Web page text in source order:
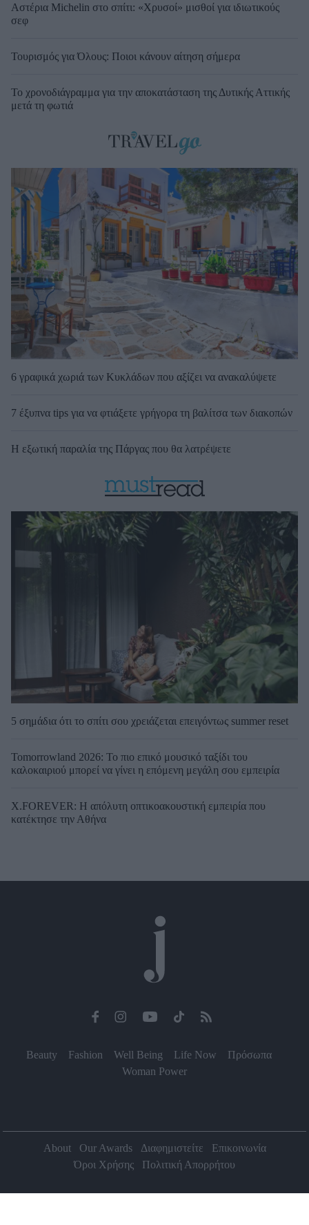
Αστέρια Michelin στο σπίτι: «Χρυσοί» μισθοί για ιδιωτικούς
σεφ
Τουρισμός για Όλους: Ποιοι κάνουν αίτηση σήμερα
Το χρονοδιάγραμμα για την αποκατάσταση της Δυτικής Αττικής
μετά τη φωτιά
6 γραφικά χωριά των Κυκλάδων που αξίζει να ανακαλύψετε
7 έξυπνα tips για να φτιάξετε γρήγορα τη βαλίτσα των διακοπών
Η εξωτική παραλία της Πάργας που θα λατρέψετε
5 σημάδια ότι το σπίτι σου χρειάζεται επειγόντως summer reset
Tomorrowland 2026: Το πιο επικό μουσικό ταξίδι του
καλοκαιριού μπορεί να γίνει η επόμενη μεγάλη σου εμπειρία
X.FOREVER: Η απόλυτη οπτικοακουστική εμπειρία που
κατέκτησε την Αθήνα
Beauty Fashion Well Being Life Now
Πρόσωπα
Woman Power
About Our Awards Διαφημιστείτε
Επικοινωνία
Όροι Χρήσης
Πολιτική Απορρήτου